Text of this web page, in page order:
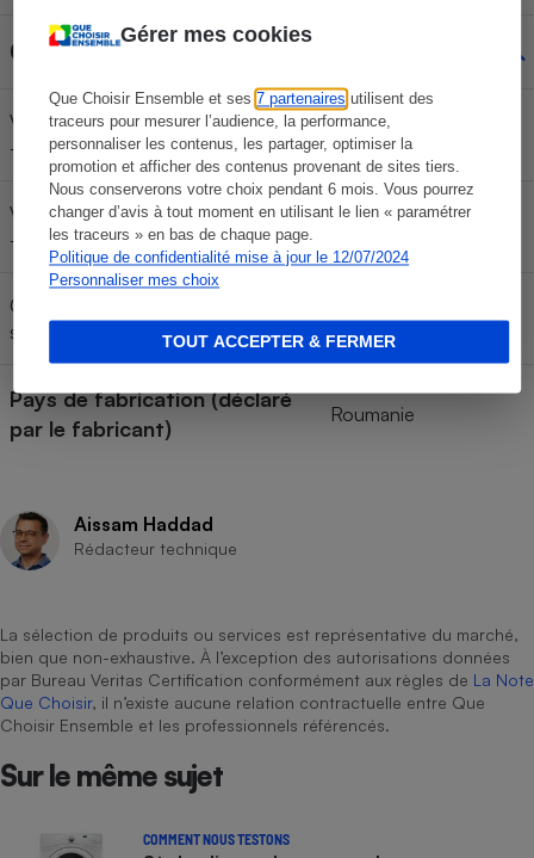
Gérer mes cookies
Que Choisir Ensemble et ses7 partenaires utilisent des
traceurs pour mesurer l’audience, la performance,
personnaliser les contenus, les partager, optimiser la
promotion et afficher des contenus provenant de sites tiers.
Nous conserverons votre choix pendant 6 mois. Vous pourrez
changer d’avis à tout moment en utilisant le lien « paramétrer
les traceurs » en bas de chaque page.
Politique de confidentialité mise à jour le 12/07/2024
Personnaliser mes choix
TOUT ACCEPTER & FERMER
Congélateur
Volume annoncé du congélateur
-18°C
119 l
Volume annoncé du congélateur
-12°C
Congélateur avec froid brassé ou
statique
Brassé
Pays de fabrication (déclaré
par le fabricant)
Roumanie
Aissam Haddad
Rédacteur technique
La sélection de produits ou services est représentative du marché,
bien que non-exhaustive. À l’exception des autorisations données
par Bureau Veritas Certification conformément aux règles de La Note
Que Choisir, il n’existe aucune relation contractuelle entre Que
Choisir Ensemble et les professionnels référencés.
Sur le même sujet
COMMENT NOUS TESTONS